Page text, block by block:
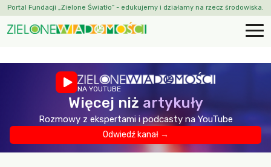
Portal Fundacji „Zielone Światło” - edukujemy i działamy na rzecz środowiska.
NA YOUTUBE
Więcej niż artykuły
Rozmowy z ekspertami i podcasty na YouTube
Odwiedź kanał →